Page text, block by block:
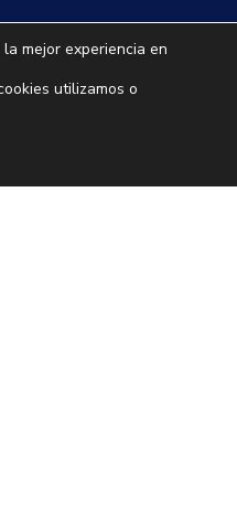
mejor experiencia en
utilizamos o